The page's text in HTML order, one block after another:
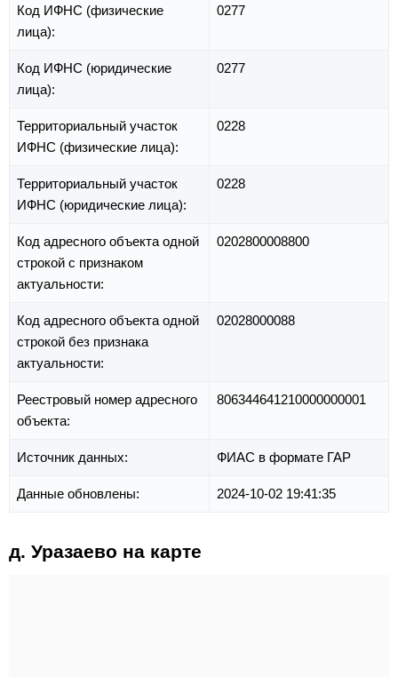
Код ИФНС (физические
лица):
0277
Код ИФНС (юридические
лица):
0277
Территориальный участок
ИФНС (физические лица):
0228
Территориальный участок
ИФНС (юридические лица):
0228
Код адресного объекта одной
строкой с признаком
актуальности:
0202800008800
Код адресного объекта одной
строкой без признака
актуальности:
02028000088
Реестровый номер адресного
объекта:
806344641210000000001
Источник данных: ФИАС в формате ГАР
Данные обновлены: 2024-10-02 19:41:35
д. Уразаево на карте